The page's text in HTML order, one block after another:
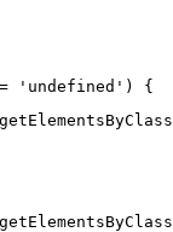
'undefined') {